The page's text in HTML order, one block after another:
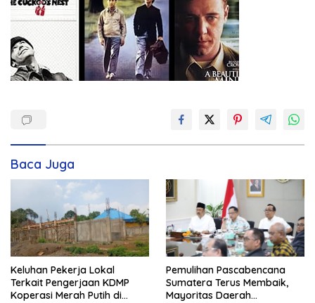
Baca Juga
Keluhan Pekerja Lokal
Terkait Pengerjaan KDMP
Koperasi Merah Putih di
Pemulihan Pascabencana
Sumatera Terus Membaik,
Mayoritas Daerah